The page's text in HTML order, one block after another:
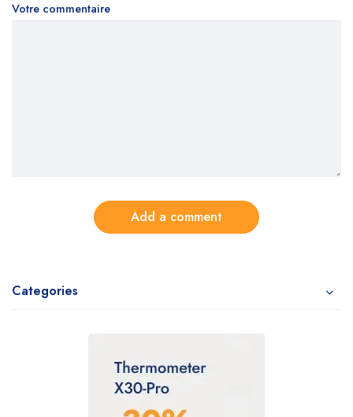
Votre commentaire
Add a comment
Categories